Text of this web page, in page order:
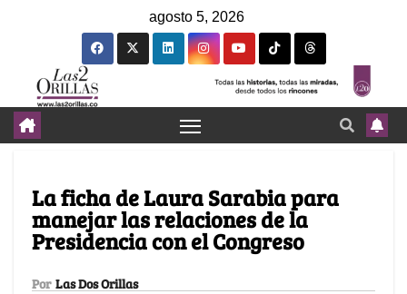
agosto 5, 2026
La ficha de Laura Sarabia para
manejar las relaciones de la
Presidencia con el Congreso
Por Las Dos Orillas